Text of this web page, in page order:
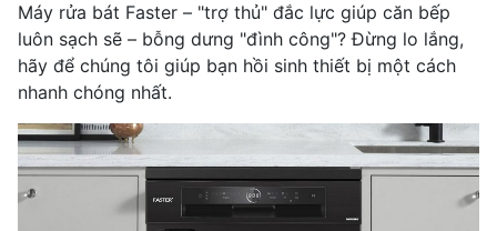
Máy rửa bát Faster – "trợ thủ" đắc lực giúp căn bếp
luôn sạch sẽ – bỗng dưng "đình công"? Đừng lo lắng,
hãy để chúng tôi giúp bạn hồi sinh thiết bị một cách
nhanh chóng nhất.